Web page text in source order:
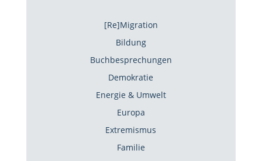
[Re]Migration
Bildung
Buchbesprechungen
Demokratie
Energie & Umwelt
Europa
Extremismus
Familie